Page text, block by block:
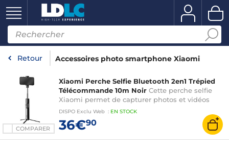
Retour Accessoires photo smartphone Xiaomi
COMPARER
Xiaomi Perche Selfie Bluetooth 2en1 Trépied
Télécommande 10m Noir Cette perche selfie
Xiaomi permet de capturer photos et vidéos
facilement
DISPO Exclu Web : EN STOCK
36€90